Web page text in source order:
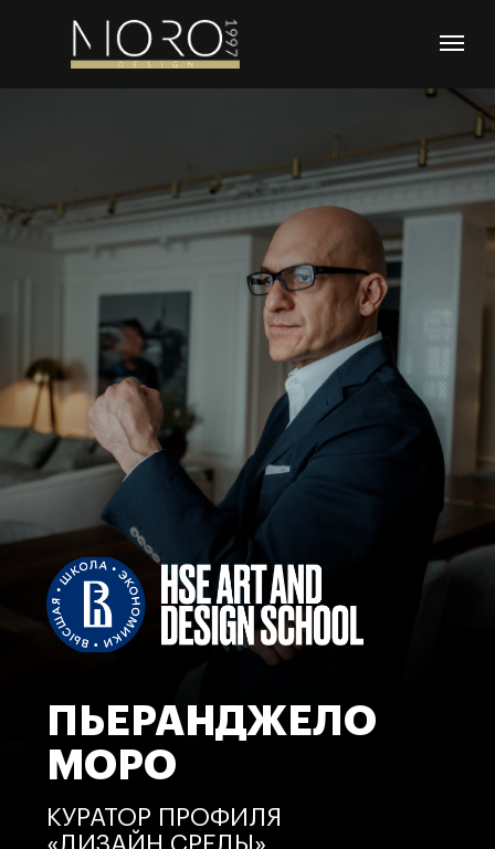
ПЬЕРАНДЖЕЛО
МОРО
КУРАТОР ПРОФИЛЯ
«ДИЗАЙН СРЕДЫ»
Магистратура
дизайна и архитектуры Moro Design
Архитектор и дизайнер, эксперт
в области управления бизнес-
процессами в сфере дизайна среды